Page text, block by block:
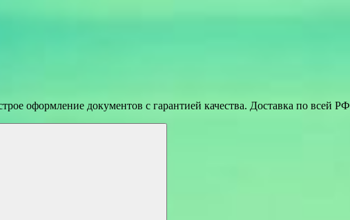
оформление документов с гарантией качества. Доставка по всей РФ